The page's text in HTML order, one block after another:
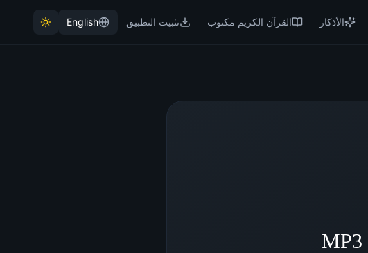
الأذكار القرآن الكريم مكتوب تثبيت التطبيق English